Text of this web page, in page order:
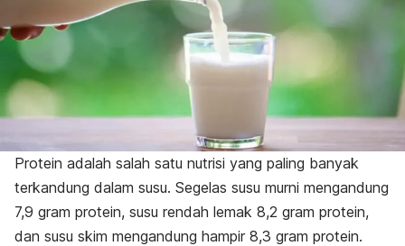
Protein adalah salah satu nutrisi yang paling banyak
terkandung dalam susu. Segelas susu murni mengandung
7,9 gram protein, susu rendah lemak 8,2 gram protein,
dan susu skim mengandung hampir 8,3 gram protein.